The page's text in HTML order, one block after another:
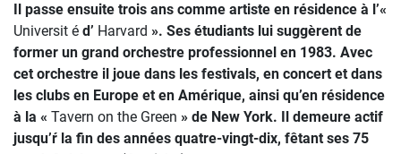
Il passe ensuite trois ans comme artiste en résidence à l’«
Universit é d’ Harvard ». Ses étudiants lui suggèrent de
former un grand orchestre professionnel en 1983. Avec
cet orchestre il joue dans les festivals, en concert et dans
les clubs en Europe et en Amérique, ainsi qu’en résidence
à la « Tavern on the Green » de New York. Il demeure actif
jusqu’ŕ la fin des années quatre-vingt-dix, fêtant ses 75